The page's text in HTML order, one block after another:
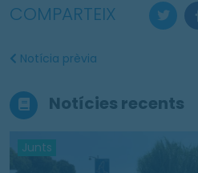
COMPARTEIX
Notícia prèvia
Notícies recents
Junts